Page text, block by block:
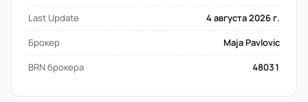
Last Update
4 августа 2026 г.
Брокер
Maja Pavlovic
BRN брокера
48031